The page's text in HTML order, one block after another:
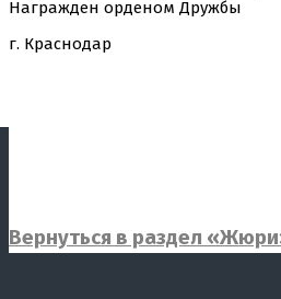
Награжден орденом Дружбы
г. Краснодар
Вернуться в раздел